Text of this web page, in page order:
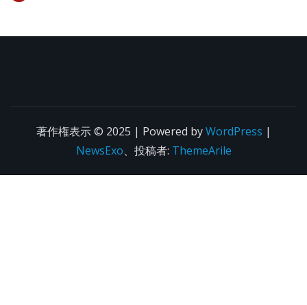
著作権表示 © 2025 | Powered byWordPress |
NewsExo、投稿者: ThemeArile